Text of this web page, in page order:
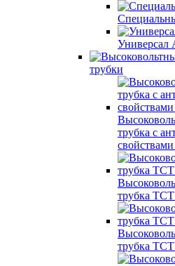
трубки
трубка с
трубка
трубка